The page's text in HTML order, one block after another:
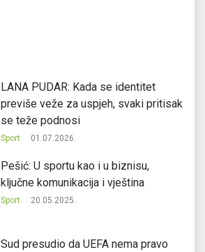
LANA PUDAR: Kada se identitet
previše veže za uspjeh, svaki pritisak
se teže podnosi
Sport 01.07.2026.
Pešić: U sportu kao i u biznisu,
ključne komunikacija i vještina
Sport 20.05.2025.
Sud presudio da UEFA nema pravo